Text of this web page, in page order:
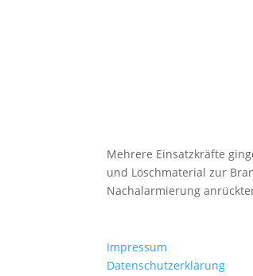
Mehrere Einsatzkräfte
und Löschmaterial zur
Nachalarmierung
Impressum
Datenschutzerklärung